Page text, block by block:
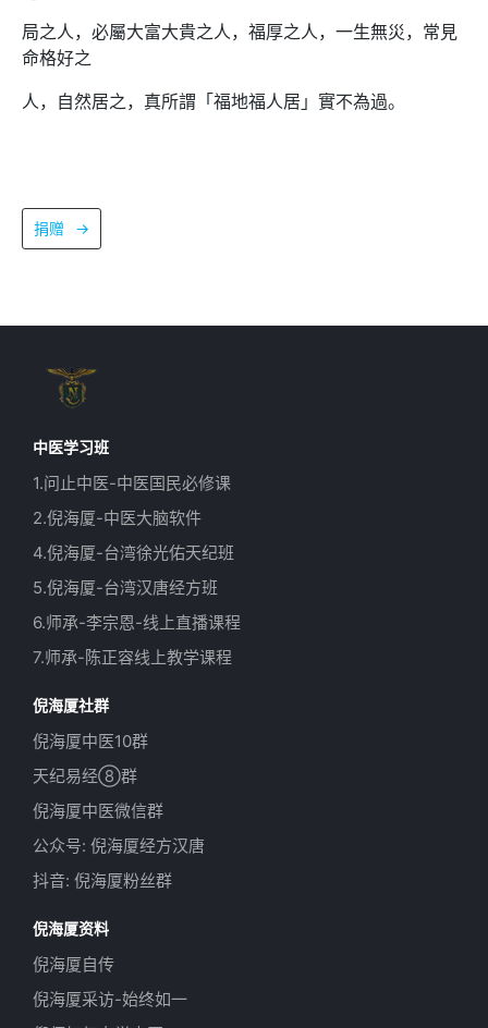
局之人，必屬大富大貴之人，福厚之人，一生無災，常見
命格好之
人，自然居之，真所謂「福地福人居」實不為過。
捐赠 →
中医学习班
1.问止中医-中医国民必修课
2.倪海厦-中医大脑软件
4.倪海厦-台湾徐光佑天纪班
5.倪海厦-台湾汉唐经方班
6.师承-李宗恩-线上直播课程
7.师承-陈正容线上教学课程
倪海厦社群
倪海厦中医10群
天纪易经⑧群
倪海厦中医微信群
公众号: 倪海厦经方汉唐
抖音: 倪海厦粉丝群
倪海厦资料
倪海厦自传
倪海厦采访-始终如一